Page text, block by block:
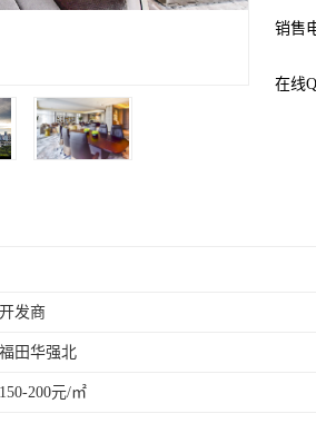
销售
在线
开发商
福田华强北
150-200元/㎡